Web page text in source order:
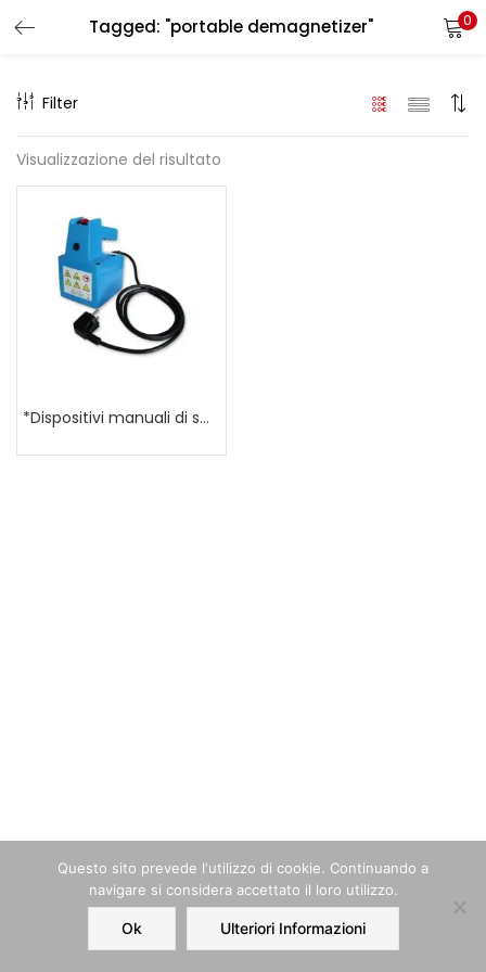
Tagged: "portable demagnetizer" 0
Home Order Account
Filter
Visualizzazione del risultato
*Dispositivi manuali di smagnetizzazione
LOGIN REGISTER
Enter your username and password to login.
Remember me
Questo sito prevede l‘utilizzo di cookie. Continuando a
navigare si considera accettato il loro utilizzo.
Ok Ulteriori Informazioni